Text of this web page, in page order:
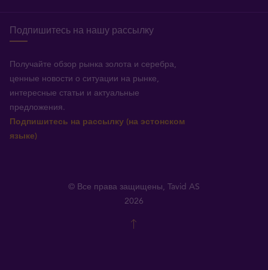
Подпишитесь на нашу рассылку
Получайте обзор рынка золота и серебра,
ценные новости о ситуации на рынке,
интересные статьи и актуальные
предложения.
Подпишитесь на рассылку (на эстонском
языке)
© Все права защищены, Tavid AS
2026